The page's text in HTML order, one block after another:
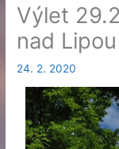
Výlet
nad
24. 2. 2020